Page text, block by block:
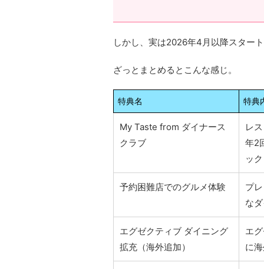
しかし、実は2026年4月以降スター
ざっとまとめるとこんな感じ。
特典名 特典
My Taste from ダイナース
クラブ
レ
年2
ック
予約困難店でのグルメ体験
プ
な
エグゼクティブ ダイニング
拡充（海外追加）
エ
に